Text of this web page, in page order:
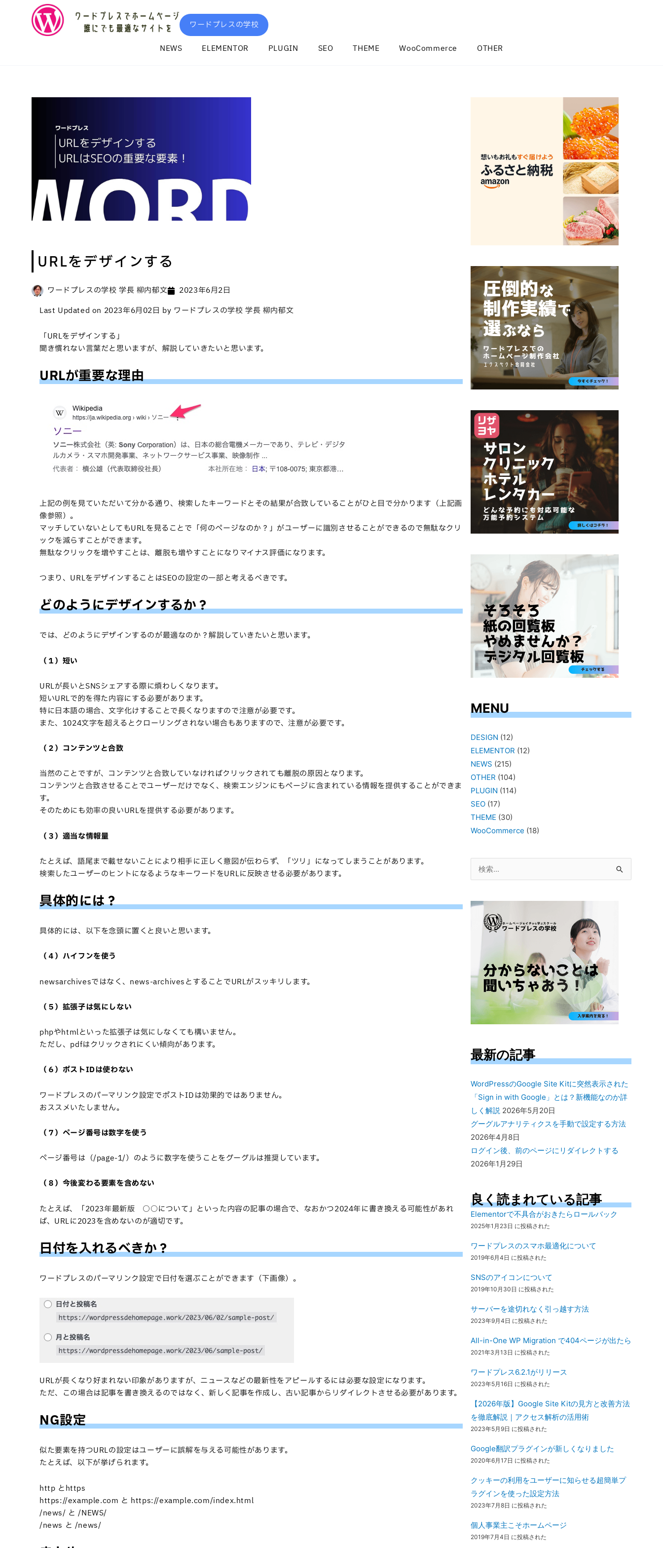
ワードプレスの学校
NEWS ELEMENTOR PLUGIN SEO THEME WooCommerce OTHER
URLをデザインする
ワードプレスの学校 学長 柳内郁文
2023年6月2日
Last Updated on 2023年6月02日 by ワードプレスの学校 学長 柳内郁文
「URLをデザインする」
聞き慣れない言葉だと思いますが、解説していきたいと思います。
URLが重要な理由
上記の例を見ていただいて分かる通り、検索したキーワードとその結果が合致していることがひと目で分かります（上記画
像参照）。
マッチしていないとしてもURLを見ることで「何のページなのか？」がユーザーに識別させることができるので無駄なクリ
ックを減らすことができます。
無駄なクリックを増やすことは、離脱も増やすことになりマイナス評価になります。
つまり、URLをデザインすることはSEOの設定の一部と考えるべきです。
どのようにデザインするか？
では、どのようにデザインするのが最適なのか？解説していきたいと思います。
（１）短い
URLが長いとSNSシェアする際に煩わしくなります。
短いURLで的を得た内容にする必要があります。
特に日本語の場合、文字化けすることで長くなりますので注意が必要です。
また、1024文字を超えるとクローリングされない場合もありますので、注意が必要です。
（２）コンテンツと合致
当然のことですが、コンテンツと合致していなければクリックされても離脱の原因となります。
コンテンツと合致させることでユーザーだけでなく、検索エンジンにもページに含まれている情報を提供することができま
す。
そのためにも効率の良いURLを提供する必要があります。
（３）適当な情報量
たとえば、語尾まで載せないことにより相手に正しく意図が伝わらず、「ツリ」になってしまうことがあります。
検索したユーザーのヒントになるようなキーワードをURLに反映させる必要があります。
具体的には？
具体的には、以下を念頭に置くと良いと思います。
（４）ハイフンを使う
newsarchivesではなく、news-archivesとすることでURLがスッキリします。
（５）拡張子は気にしない
phpやhtmlといった拡張子は気にしなくても構いません。
ただし、pdfはクリックされにくい傾向があります。
（６）ポストIDは使わない
ワードプレスのパーマリンク設定でポストIDは効果的ではありません。
おススメいたしません。
（７）ページ番号は数字を使う
ページ番号は（/page-1/）のように数字を使うことをグーグルは推奨しています。
（８）今後変わる要素を含めない
たとえば、「2023年最新版 ○○について」といった内容の記事の場合で、なおかつ2024年に書き換える可能性があれ
ば、URLに2023を含めないのが適切です。
日付を入れるべきか？
ワードプレスのパーマリンク設定で日付を選ぶことができます（下画像）。
URLが長くなり好まれない印象がありますが、ニュースなどの最新性をアピールするには必要な設定になります。
ただ、この場合は記事を書き換えるのではなく、新しく記事を作成し、古い記事からリダイレクトさせる必要があります。
NG設定
似た要素を持つURLの設定はユーザーに誤解を与える可能性があります。
たとえば、以下が挙げられます。
http とhttps
https://example.com と https://example.com/index.html
/news/ と /NEWS/
/news と /news/
MENU
DESIGN (12)
ELEMENTOR (12)
NEWS (215)
OTHER (104)
PLUGIN (114)
SEO(17)
THEME (30)
WooCommerce (18)
象:
最新の記事
WordPressのGoogle Site Kitに突然表示された
「Sign in with Google」とは？新機能なのか詳
しく解説 2026年5月20日
グーグルアナリティクスを手動で設定する方法
2026年4月8日
ログイン後、前のページにリダイレクトする
2026年1月29日
良く読まれている記事
Elementorで不具合がおきたらロールバック
2025年1月23日 に投稿された
ワードプレスのスマホ最適化について
2019年6月4日 に投稿された
SNSのアイコンについて
2019年10月30日 に投稿された
サーバーを途切れなく引っ越す方法
2023年9月4日 に投稿された
All-in-One WP Migration で404ページが出たら
2021年3月13日 に投稿された
ワードプレス6.2.1がリリース
2023年5月16日 に投稿された
【2026年版】Google Site Kitの見方と改善方法
を徹底解説｜アクセス解析の活用術
2023年5月9日 に投稿された
Google翻訳プラグインが新しくなりました
2020年6月17日 に投稿された
クッキーの利用をユーザーに知らせる超簡単プ
ラグインを使った設定方法
2023年7月8日 に投稿された
個人事業主こそホームページ
2019年7月4日 に投稿された